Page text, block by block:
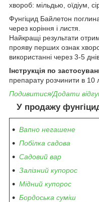
хвороб: мільдью, оїдіум,
Фунгіцид Байлетон
через коріння і листя.
Найкращі результати
прояву перших ознак
використанні через 3-5
Інструкція по
препарату розчинити в 10
Подивитися/Додати
У продажу
Вапно негашене
Побілка садова
Садовий вар
Залізний купорос
Мідний купорос
Бордоська суміш